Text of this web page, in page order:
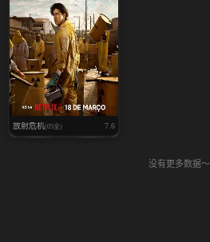
放射危机(05全) 7.6
没有更多数据～